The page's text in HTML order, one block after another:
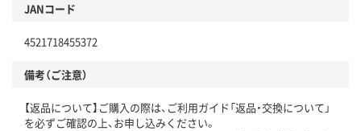
JANコード
4521718455372
備考（ご注意）
【返品について】ご購入の際は、ご利用ガイド「返品・交換について」
を必ずご確認の上、お申し込みください。